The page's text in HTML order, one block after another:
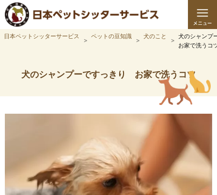
日本ペットシッターサービス ペットの豆知識 犬のこと
犬のシャン
お家で洗うコ
犬のシャンプーですっきり お家で洗うコツ